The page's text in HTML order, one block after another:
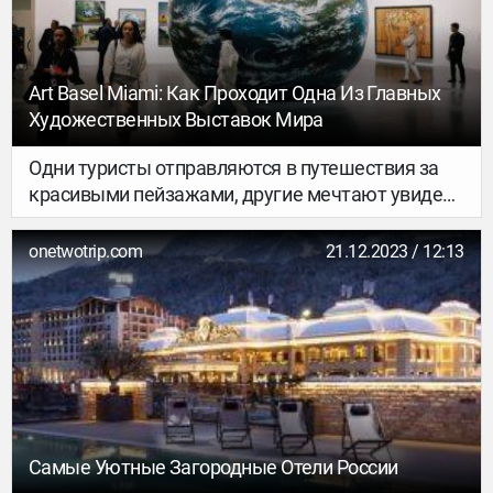
Art Basel Miami: Как Проходит Одна Из Главных
Художественных Выставок Мира
Одни туристы отправляются в путешествия за
красивыми пейзажами, другие мечтают увидеть
достопримечательности и знаковые места
новой страны. Почему бы не забронировать
билеты на одну из самых масштабных ярмарок
искусства, которая объединяет талантливых
авторов современности? Art Basel каждый год
открывает свои двери для посетителей в Базеле,
Гонконге и Майами. Сегодня докажем, что штат
Флорида идеально подходит не только для
любителей пляжного отдыха, но и для фанатов
прекрасного.
onetwotrip.com 21.12.2023 / 12:13
Самые Уютные Загородные Отели России